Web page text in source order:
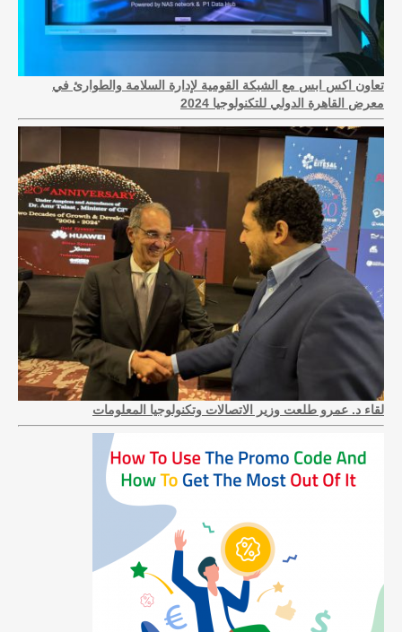
تعاون اكس ابس مع الشبكة القومية لإدارة السلامة والطوارئ في
معرض القاهرة الدولي للتكنولوجيا 2024
لقاء د. عمرو طلعت وزير الاتصالات وتكنولوجيا المعلومات